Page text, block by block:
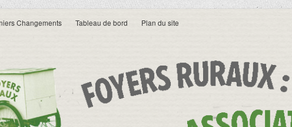
Changements Tableau de bord Plan du site